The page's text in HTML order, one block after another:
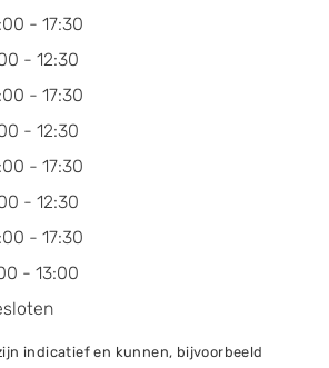
- 17:30
- 12:30
- 17:30
- 12:30
- 17:30
- 12:30
- 17:30
- 13:00
indicatief en kunnen, bijvoorbeeld